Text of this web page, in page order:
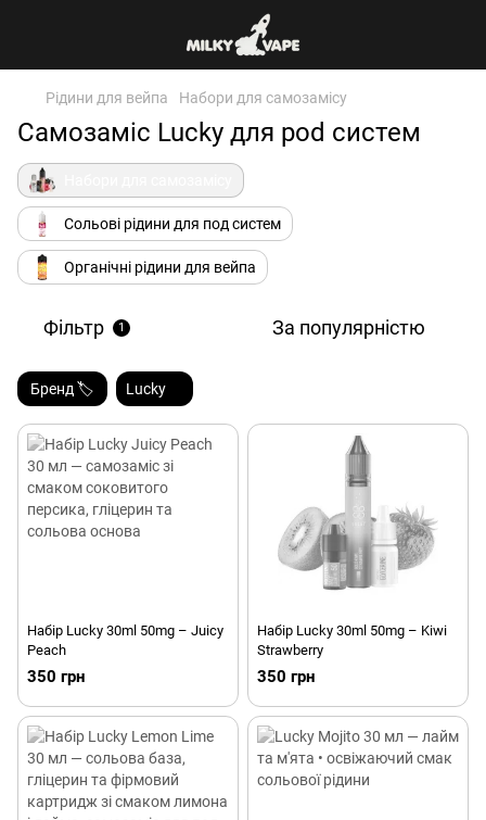
Рідини для вейпа Набори для самозамісу
Самозаміс Lucky для pod систем
Сольові рідини для под систем
Органічні рідини для вейпа
Фільтр 1 За популярністю
Бренд 🏷️ Lucky
Набір Lucky 30ml 50mg – Juicy
Peach
350 грн
Набір Lucky 30ml 50mg – Kiwi
Strawberry
350 грн